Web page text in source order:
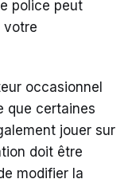
police peut
votre
occasionnel
que certaines
jouer sur
doit être
modifier la